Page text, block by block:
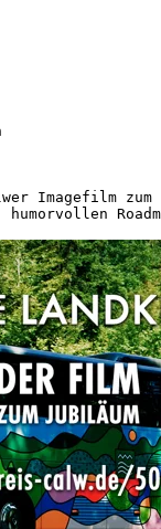
Imagefilm
humorvollen